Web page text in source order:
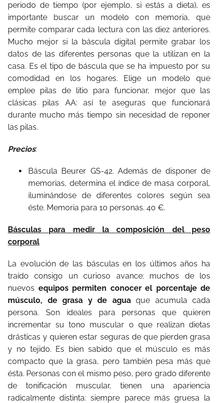
periodo de tiempo (por ejemplo, si estás a dieta), es
importante buscar un modelo con memoria, que
permite comparar cada lectura con las diez anteriores.
Mucho mejor si la báscula digital permite grabar los
datos de las diferentes personas que la utilizan en la
casa. Es el tipo de báscula que se ha impuesto por su
comodidad en los hogares. Elige un modelo que
emplee pilas de litio para funcionar, mejor que las
clásicas pilas AA: así te aseguras que funcionará
durante mucho más tiempo sin necesidad de reponer
las pilas.
Precios:
Báscula Beurer GS-42. Además de disponer de
memorias, determina el índice de masa corporal,
iluminándose de diferentes colores según sea
éste. Memoria para 10 personas. 40 €.
Básculas para medir la composición del peso
corporal
La evolución de las básculas en los últimos años ha
traído consigo un curioso avance: muchos de los
nuevos equipos permiten conocer el porcentaje de
músculo, de grasa y de aguaque acumula cada
persona. Son ideales para personas que quieren
incrementar su tono muscular o que realizan dietas
drásticas y quieren estar seguras de que pierden grasa
y no tejido. Es bien sabido que el músculo es más
compacto que la grasa, pero también pesa más que
ésta. Personas con el mismo peso, pero grado diferente
de tonificación muscular, tienen una apariencia
radicalmente distinta: siempre parece más gruesa la